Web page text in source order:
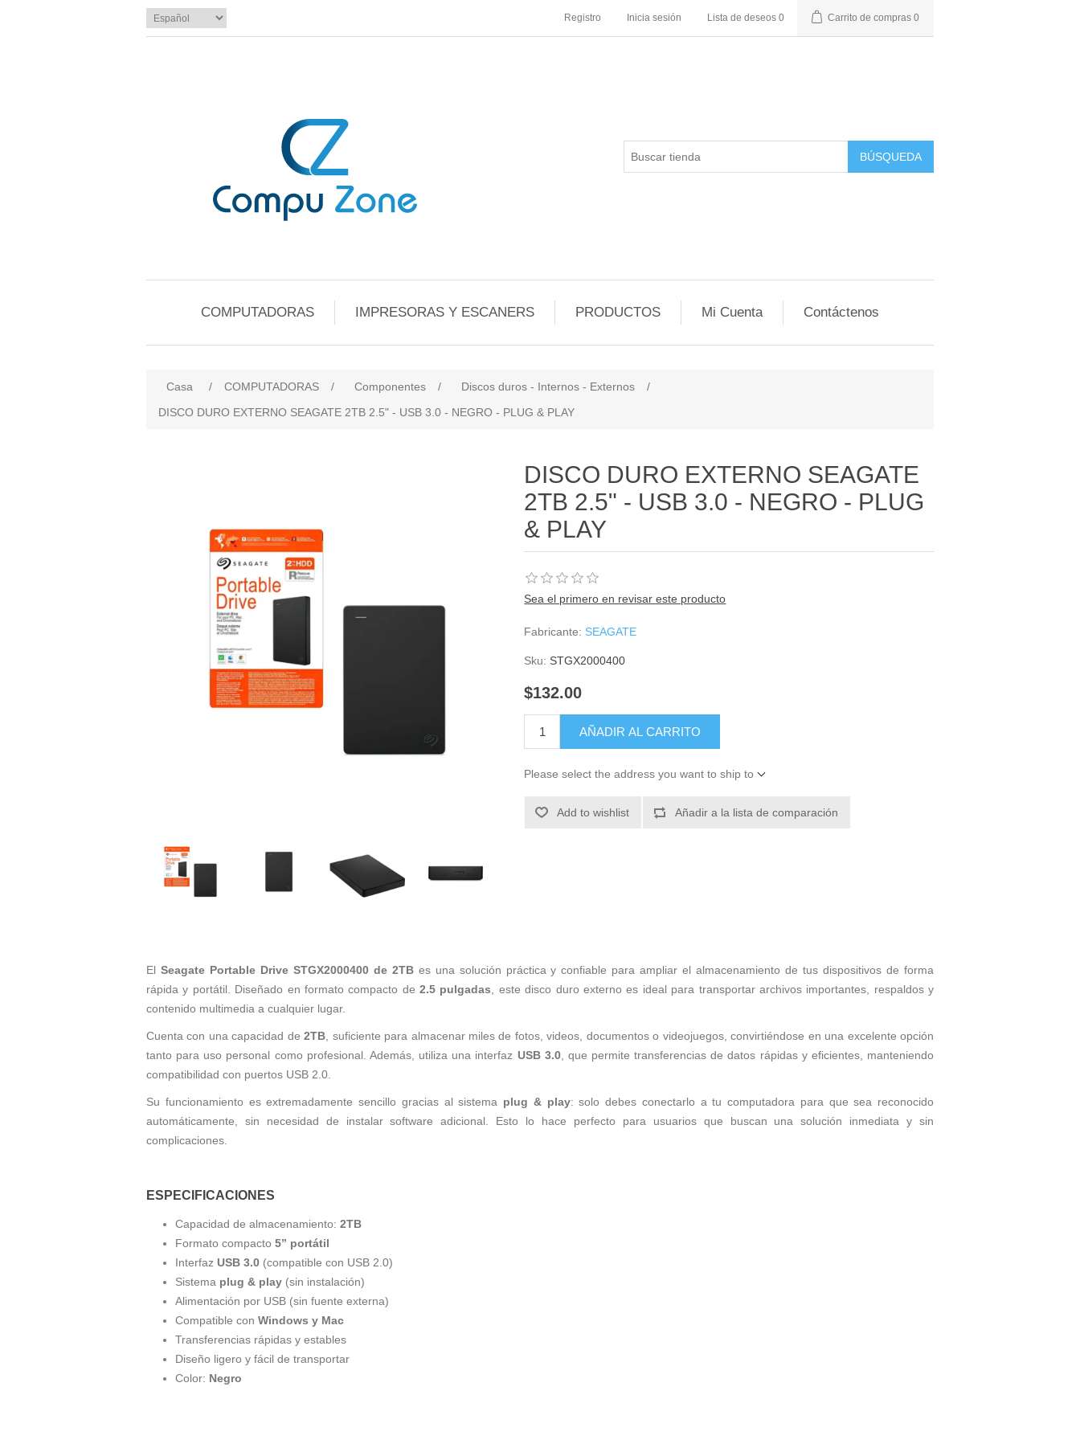
Registro Inicia sesión Lista de deseos 0 Carrito de compras 0
BÚSQUEDA
COMPUTADORAS IMPRESORAS Y ESCANERS PRODUCTOS Mi Cuenta Contáctenos
Casa / COMPUTADORAS / Componentes / Discos duros - Internos - Externos
/
DISCO DURO EXTERNO SEAGATE 2TB 2.5" - USB 3.0 - NEGRO - PLUG & PLAY
DISCO DURO EXTERNO SEAGATE
2TB 2.5" - USB 3.0 - NEGRO - PLUG
& PLAY
Sea el primero en revisar este producto
Fabricante: SEAGATE
Sku: STGX2000400
$132.00
AÑADIR AL CARRITO
Please select the address you want to ship to
Add to wishlist Añadir a la lista de comparación
El Seagate Portable Drive STGX2000400 de 2TBes una solución práctica y confiable para ampliar el almacenamiento de tus dispositivos de forma
rápida y portátil. Diseñado en formato compacto de2.5 pulgadas , este disco duro externo es ideal para transportar archivos importantes, respaldos y
contenido multimedia a cualquier lugar.
Cuenta con una capacidad de2TB , suficiente para almacenar miles de fotos, videos, documentos o videojuegos, convirtiéndose en una excelente opción
tanto para uso personal como profesional. Además, utiliza una interfaz USB 3.0, que permite transferencias de datos rápidas y eficientes, manteniendo
compatibilidad con puertos USB 2.0.
Su funcionamiento es extremadamente sencillo gracias al sistema plug & play: solo debes conectarlo a tu computadora para que sea reconocido
automáticamente, sin necesidad de instalar software adicional. Esto lo hace perfecto para usuarios que buscan una solución inmediata y sin
complicaciones.
ESPECIFICACIONES
Capacidad de almacenamiento: 2TB
Formato compacto 5” portátil
Interfaz USB 3.0 (compatible con USB 2.0)
Sistema plug & play (sin instalación)
Alimentación por USB (sin fuente externa)
Compatible con Windows y Mac
Transferencias rápidas y estables
Diseño ligero y fácil de transportar
Color: Negro